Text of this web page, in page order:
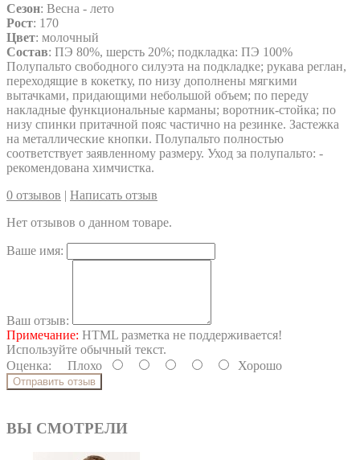
Сезон: Весна - лето
Рост: 170
Цвет: молочный
Состав: ПЭ 80%, шерсть 20%; подкладка: ПЭ 100%
Полупальто свободного силуэта на подкладке; рукава реглан,
переходящие в кокетку, по низу дополнены мягкими
вытачками, придающими небольшой объем; по переду
накладные функциональные карманы; воротник-стойка; по
низу спинки притачной пояс частично на резинке. Застежка
на металлические кнопки. Полупальто полностью
соответствует заявленному размеру. Уход за полупальто: -
рекомендована химчистка.
0 отзывов | Написать отзыв
Нет отзывов о данном товаре.
Ваше имя:
Ваш отзыв:
Примечание: HTML разметка не поддерживается!
Используйте обычный текст.
Оценка: Плохо Хорошо
Отправить отзыв
ВЫ СМОТРЕЛИ